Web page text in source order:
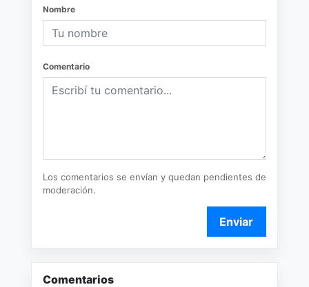
Nombre
Comentario
Los comentarios se envían y quedan pendientes de
moderación.
Enviar
Comentarios